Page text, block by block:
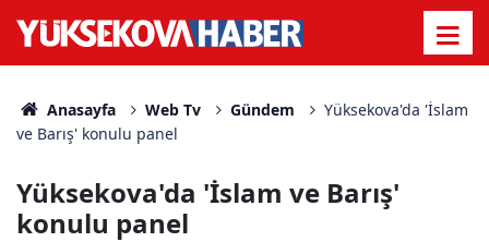
Anasayfa Web Tv Gündem
Yüksekova'da 'İslam
ve Barış' konulu panel
Yüksekova'da 'İslam ve Barış'
konulu panel